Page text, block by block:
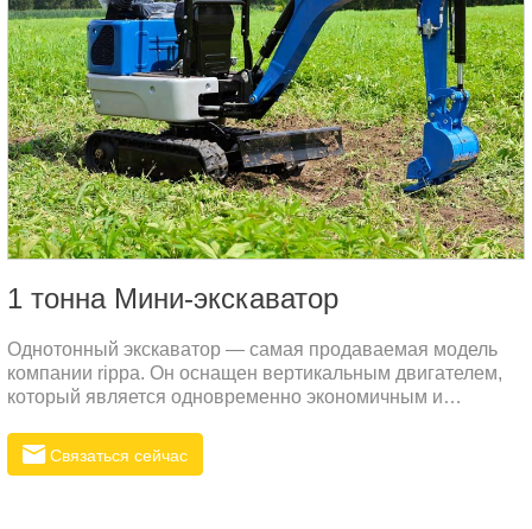
1 тонна Мини-экскаватор
Однотонный экскаватор — самая продаваемая модель
компании rippa. Он оснащен вертикальным двигателем,
который является одновременно экономичным и
Связаться сейчас